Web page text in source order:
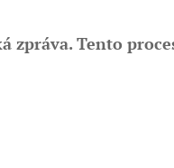
zpráva. Tento